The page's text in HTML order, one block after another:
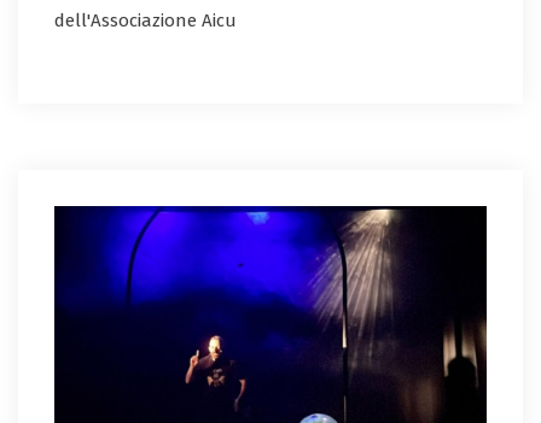
dell'Associazione Aicu